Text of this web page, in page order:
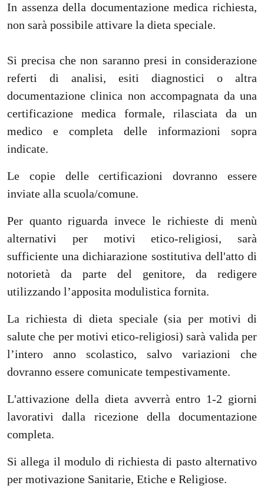
In assenza della documentazione medica richiesta,
non sarà possibile attivare la dieta speciale.
Si precisa che non saranno presi in considerazione
referti di analisi, esiti diagnostici o altra
documentazione clinica non accompagnata da una
certificazione medica formale, rilasciata da un
medico e completa delle informazioni sopra
indicate.
Le copie delle certificazioni dovranno essere
inviate alla scuola/comune.
Per quanto riguarda invece le richieste di menù
alternativi per motivi etico-religiosi, sarà
sufficiente una dichiarazione sostitutiva dell'atto di
notorietà da parte del genitore, da redigere
utilizzando l’apposita modulistica fornita.
La richiesta di dieta speciale (sia per motivi di
salute che per motivi etico-religiosi) sarà valida per
l’intero anno scolastico, salvo variazioni che
dovranno essere comunicate tempestivamente.
L'attivazione della dieta avverrà entro 1-2 giorni
lavorativi dalla ricezione della documentazione
completa.
Si allega il modulo di richiesta di pasto alternativo
per motivazione Sanitarie, Etiche e Religiose.